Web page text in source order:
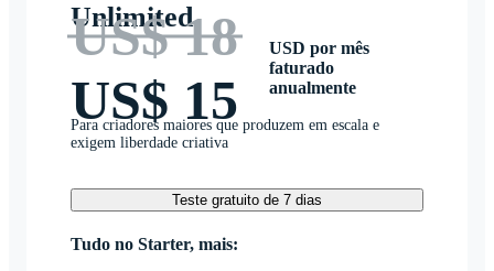
Unlimited
US$ 18
US$ 15
USD por mês
faturado
anualmente
Para criadores maiores que produzem em escala e
exigem liberdade criativa
Teste gratuito de 7 dias
Tudo no Starter, mais: